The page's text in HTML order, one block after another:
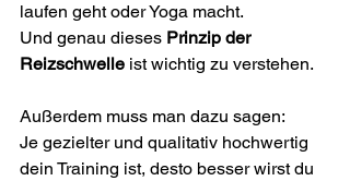
laufen geht oder Yoga macht.
Und genau dieses Prinzip der
Reizschwelle ist wichtig zu verstehen.
Außerdem muss man dazu sagen:
Je gezielter und qualitativ hochwertig
dein Training ist, desto besser wirst du